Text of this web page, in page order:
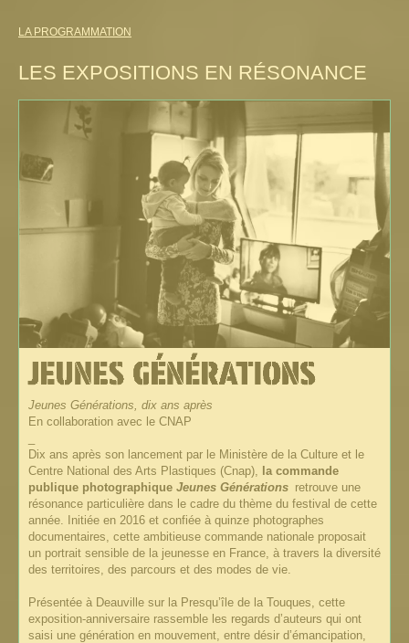
LA PROGRAMMATION
LES EXPOSITIONS EN RÉSONANCE
Jeunes Générations, dix ans après
En collaboration avec le CNAP
Dix ans après son lancement par le Ministère de la Culture et le
Centre National des Arts Plastiques (Cnap),
la commande
publique photographique Jeunes Générations retrouve une
résonance particulière dans le cadre du thème du festival de cette
année. Initiée en 2016 et confiée à quinze photographes
documentaires, cette ambitieuse commande nationale proposait
un portrait sensible de la jeunesse en France, à travers la diversité
des territoires, des parcours et des modes de vie.
Présentée à Deauville sur la Presqu’île de la Touques, cette
exposition-anniversaire rassemble les regards d’auteurs qui ont
saisi une génération en mouvement, entre désir d’émancipation,